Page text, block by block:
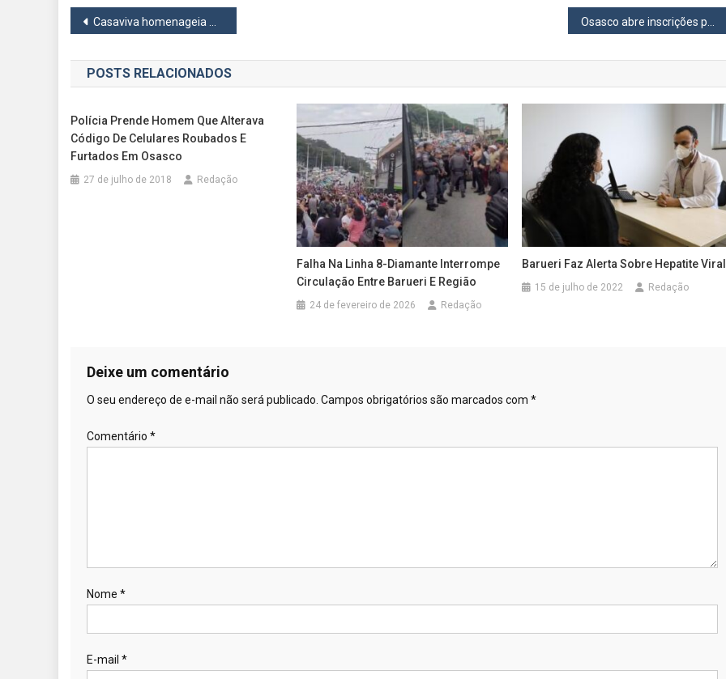
Navegação
de
Post
Casaviva homenageia mulheres com mostra de artes no Osasco Plaza Shopping
POSTS RELACIONADOS
Polícia Prende Homem Que Alterava
Código De Celulares Roubados E
Furtados Em Osasco
27 de julho de 2018 Redação
Falha Na Linha 8-Diamante Interrompe
Circulação Entre Barueri E Região
24 de fevereiro de 2026 Redação
Barueri Faz Alerta Sobre Hepatite Viral
15 de julho de 2022 Redação
Deixe um comentário
O seu endereço de e-mail não será publicado. Campos obrigatórios são marcados com *
Comentário *
Nome *
E-mail *